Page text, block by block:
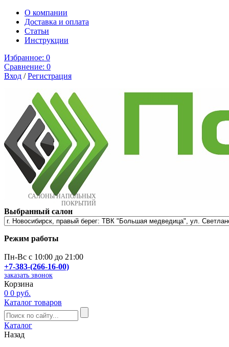
О компании
Доставка и оплата
Cтатьи
Инструкции
Избранное: 0
Сравнение: 0
Вход /Регистрация
САЛОНЫ НАПОЛЬНЫХ
ПОКРЫТИЙ
Выбранный салон
Режим работы
Пн-Вс с 10:00 до 21:00
+7-383-(266-16-00)
заказать звонок
Корзина
0 0 руб.
Каталог товаров
Каталог
Назад